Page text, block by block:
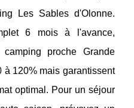
Les Sables d'Olonne.
6 mois à l'avance,
proche Grande
à 120% mais garantissent
optimal. Pour un séjour